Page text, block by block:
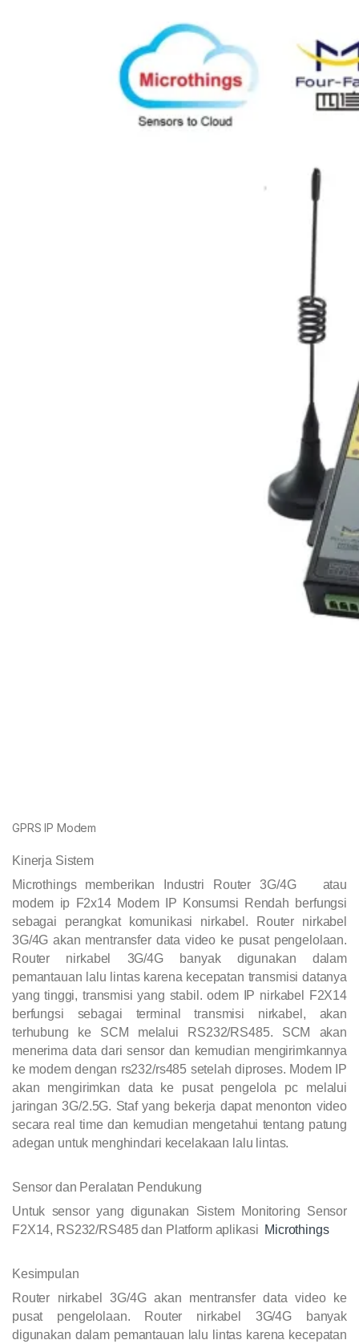
GPRS IP Modem
Kinerja Sistem
Microthings memberikan Industri Router 3G/4G atau
modem ip F2x14 Modem IP Konsumsi Rendah berfungsi
sebagai perangkat komunikasi nirkabel. Router nirkabel
3G/4G akan mentransfer data video ke pusat pengelolaan.
Router nirkabel 3G/4G banyak digunakan dalam
pemantauan lalu lintas karena kecepatan transmisi datanya
yang tinggi, transmisi yang stabil. odem IP nirkabel F2X14
berfungsi sebagai terminal transmisi nirkabel, akan
terhubung ke SCM melalui RS232/RS485. SCM akan
menerima data dari sensor dan kemudian mengirimkannya
ke modem dengan rs232/rs485 setelah diproses. Modem IP
akan mengirimkan data ke pusat pengelola pc melalui
jaringan 3G/2.5G. Staf yang bekerja dapat menonton video
secara real time dan kemudian mengetahui tentang patung
adegan untuk menghindari kecelakaan lalu lintas.
Sensor dan Peralatan Pendukung
Untuk sensor yang digunakan Sistem Monitoring Sensor
F2X14, RS232/RS485dan Platform aplikasi Microthings
Kesimpulan
Router nirkabel 3G/4G akan mentransfer data video ke
pusat pengelolaan. Router nirkabel 3G/4G banyak
digunakan dalam pemantauan lalu lintas karena kecepatan